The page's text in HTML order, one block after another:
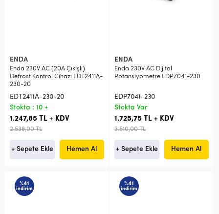
ENDA
Enda 230V AC (20A Çıkışlı)
Defrost Kontrol Cihazı EDT2411A-
230-20
EDT2411A-230-20
Stokta : 10 +
1.247,85 TL + KDV
2.538,00 TL
+ Sepete Ekle Hemen Al
ENDA
Enda 230V AC Dijital
Potansiyometre EDP7041-230
EDP7041-230
Stokta Var
1.725,75 TL + KDV
3.510,00 TL
+ Sepete Ekle Hemen Al
%41
indirim
%41
indirim